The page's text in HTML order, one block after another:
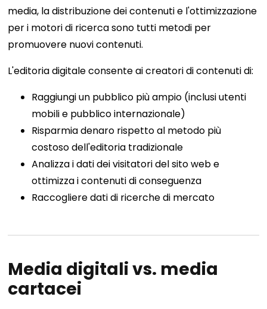
media, la distribuzione dei contenuti e l'ottimizzazione
per i motori di ricerca sono tutti metodi per
promuovere nuovi contenuti.
L'editoria digitale consente ai creatori di contenuti di:
Raggiungi un pubblico più ampio (inclusi utenti
mobili e pubblico internazionale)
Risparmia denaro rispetto al metodo più
costoso dell'editoria tradizionale
Analizza i dati dei visitatori del sito web e
ottimizza i contenuti di conseguenza
Raccogliere dati di ricerche di mercato
Media digitali vs. media
cartacei